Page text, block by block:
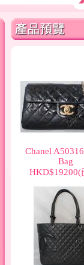
Chanel
Bag
HKD$19200(